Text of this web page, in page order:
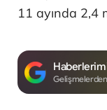
11 ayında 2,4